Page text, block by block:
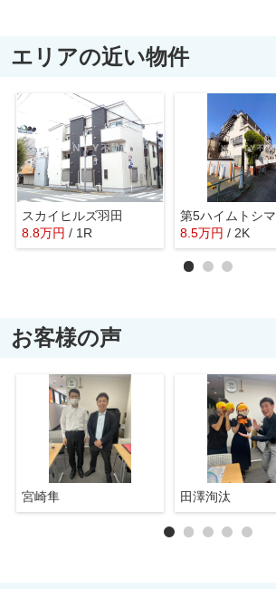
エリアの近い物件
スカイヒルズ羽田
8.8万円 / 1R
第5ハイムトシマ
8.5万円 / 2K
お客様の声
宮崎隼 田澤洵汰